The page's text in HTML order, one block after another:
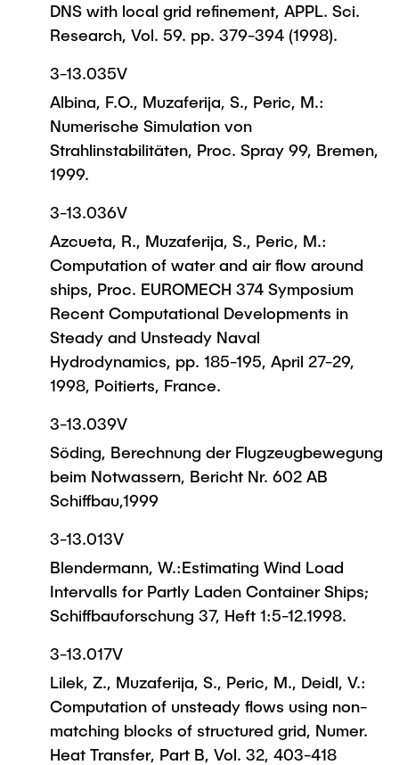
DNS with local grid refinement, APPL. Sci.
Research, Vol. 59. pp. 379-394 (1998).
3-13.035V
Albina, F.O., Muzaferija, S., Peric, M.:
Numerische Simulation von
Strahlinstabilitäten, Proc. Spray 99, Bremen,
1999.
3-13.036V
Azcueta, R., Muzaferija, S., Peric, M.:
Computation of water and air flow around
ships, Proc. EUROMECH 374 Symposium
Recent Computational Developments in
Steady and Unsteady Naval
Hydrodynamics, pp. 185-195, April 27-29,
1998, Poitierts, France.
3-13.039V
Söding, Berechnung der Flugzeugbewegung
beim Notwassern, Bericht Nr. 602 AB
Schiffbau,1999
3-13.013V
Blendermann, W.:Estimating Wind Load
Intervalls for Partly Laden Container Ships;
Schiffbauforschung 37, Heft 1:5-12.1998.
3-13.017V
Lilek, Z., Muzaferija, S., Peric, M., Deidl, V.:
Computation of unsteady flows using non-
matching blocks of structured grid, Numer.
Heat Transfer, Part B, Vol. 32, 403-418